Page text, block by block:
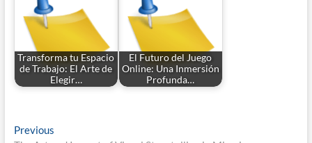
Transforma tu Espacio
de Trabajo: El Arte de
Elegir…
El Futuro del Juego
Online: Una Inmersión
Profunda…
Post
PreviousPrevious